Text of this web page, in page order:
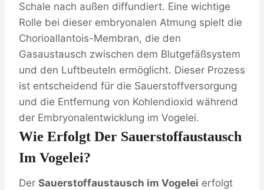
Schale nach außen diffundiert. Eine wichtige
Rolle bei dieser embryonalen Atmung spielt die
Chorioallantois-Membran, die den
Gasaustausch zwischen dem Blutgefäßsystem
und den Luftbeuteln ermöglicht. Dieser Prozess
ist entscheidend für die Sauerstoffversorgung
und die Entfernung von Kohlendioxid während
der Embryonalentwicklung im Vogelei.
Wie Erfolgt Der Sauerstoffaustausch
Im Vogelei?
Der Sauerstoffaustausch im Vogelei erfolgt